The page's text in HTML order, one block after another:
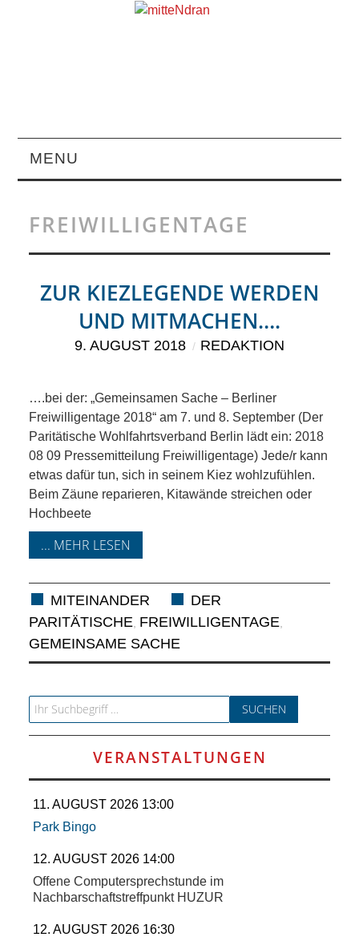
MENU
RUBRIKEN
MEINUNG
AUS DEM
KIEZ
GEWERBE
UND
GASTRONOMIE
KINDER,
SCHULE
KUNST
UND
IN
EIGENER
FREIWILLIGENTAGE
ZUR KIEZLEGENDE WERDEN
UND MITMACHEN….
9. AUGUST 2018 REDAKTION
….bei der: „Gemeinsamen Sache – Berliner
Freiwilligentage 2018“ am 7. und 8. September (Der
Paritätische Wohlfahrtsverband Berlin lädt ein: 2018
08 09 Pressemitteilung Freiwilligentage) Jede/r kann
etwas dafür tun, sich in seinem Kiez wohlzufühlen.
Beim Zäune reparieren, Kitawände streichen oder
Hochbeete
... MEHR LESEN
MITEINANDER
DER
PARITÄTISCHE, FREIWILLIGENTAGE,
GEMEINSAME SACHE
Search for:
VERANSTALTUNGEN
11. AUGUST 2026 13:00
Park Bingo
12. AUGUST 2026 14:00
Offene Computersprechstunde im
Nachbarschaftstreffpunkt HUZUR
12. AUGUST 2026 16:30